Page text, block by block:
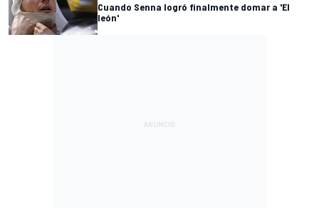
Cuando Senna logró finalmente domar a 'El
león'